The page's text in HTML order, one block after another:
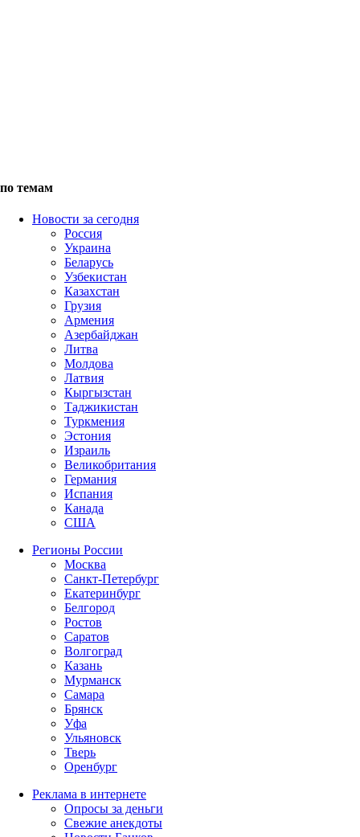
по темам
Новости за сегодня
Россия
Украина
Беларусь
Узбекистан
Казахстан
Грузия
Армения
Азербайджан
Литва
Молдова
Латвия
Кыргызстан
Таджикистан
Туркмения
Эстония
Израиль
Великобритания
Германия
Испания
Канада
США
Регионы России
Москва
Санкт-Петербург
Екатеринбург
Белгород
Ростов
Саратов
Волгоград
Казань
Мурманск
Самара
Брянск
Уфа
Ульяновск
Тверь
Оренбург
Реклама в интернете
Опросы за деньги
Свежие анекдоты